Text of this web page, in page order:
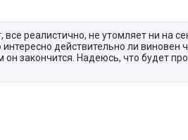
реалистично, не утомляет ни на
действительно ли виновен
закончится. Надеюсь, что будет